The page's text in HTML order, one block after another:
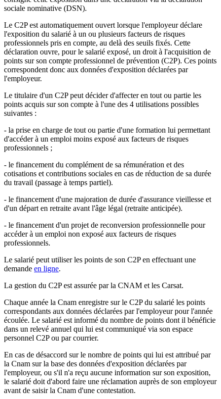
sociale nominative (DSN).
Le C2P est automatiquement ouvert lorsque l'employeur déclare
l'exposition du salarié à un ou plusieurs facteurs de risques
professionnels pris en compte, au delà des seuils fixés. Cette
déclaration ouvre, pour le salarié exposé, un droit à l'acquisition de
points sur son compte professionnel de prévention (C2P). Ces points
correspondent donc aux données d'exposition déclarées par
l'employeur.
Le titulaire d'un C2P peut décider d'affecter en tout ou partie les
points acquis sur son compte à l'une des 4 utilisations possibles
suivantes :
- la prise en charge de tout ou partie d'une formation lui permettant
d'accéder à un emploi moins exposé aux facteurs de risques
professionnels ;
- le financement du complément de sa rémunération et des
cotisations et contributions sociales en cas de réduction de sa durée
du travail (passage à temps partiel).
- le financement d'une majoration de durée d'assurance vieillesse et
d'un départ en retraite avant l'âge légal (retraite anticipée).
- le financement d'un projet de reconversion professionnelle pour
accéder à un emploi non exposé aux facteurs de risques
professionnels.
Le salarié peut utiliser les points de son C2P en effectuant une
demande en ligne.
La gestion du C2P est assurée par la CNAM et les Carsat.
Chaque année la Cnam enregistre sur le C2P du salarié les points
correspondants aux données déclarées par l'employeur pour l'année
écoulée. Le salarié est informé du nombre de points dont il bénéficie
dans un relevé annuel qui lui est communiqué via son espace
personnel C2P ou par courrier.
En cas de désaccord sur le nombre de points qui lui est attribué par
la Cnam sur la base des données d'exposition déclarées par
l'employeur, ou s'il n'a reçu aucune information sur son exposition,
le salarié doit d'abord faire une réclamation auprès de son employeur
avant de saisir la Cnam d'une contestation.